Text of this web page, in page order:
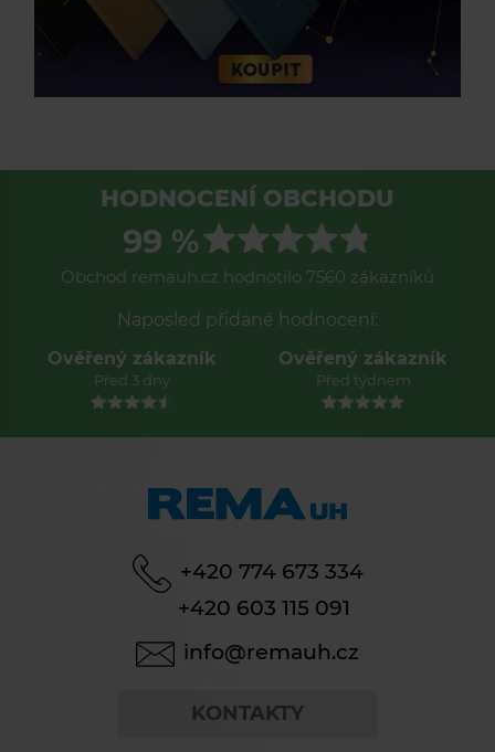
HODNOCENÍ OBCHODU
99 %
Obchod remauh.cz hodnotilo 7560 zákazníků
Naposled přidané hodnocení:
Ověřený zákazník
Před 3 dny
Ověřený zákazník
Před týdnem
+420 774 673 334
+420 603 115 091
info@remauh.cz
KONTAKTY